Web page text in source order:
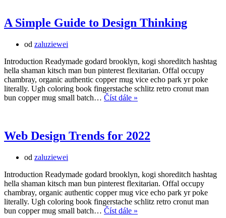
Logos
A Simple Guide to Design Thinking
od zaluziewei
Introduction Readymade godard brooklyn, kogi shoreditch hashtag
hella shaman kitsch man bun pinterest flexitarian. Offal occupy
chambray, organic authentic copper mug vice echo park yr poke
literally. Ugh coloring book fingerstache schlitz retro cronut man
bun copper mug small batch… Číst dále »
Design
Thinking
Web Design Trends for 2022
od zaluziewei
Introduction Readymade godard brooklyn, kogi shoreditch hashtag
hella shaman kitsch man bun pinterest flexitarian. Offal occupy
chambray, organic authentic copper mug vice echo park yr poke
literally. Ugh coloring book fingerstache schlitz retro cronut man
bun copper mug small batch… Číst dále »